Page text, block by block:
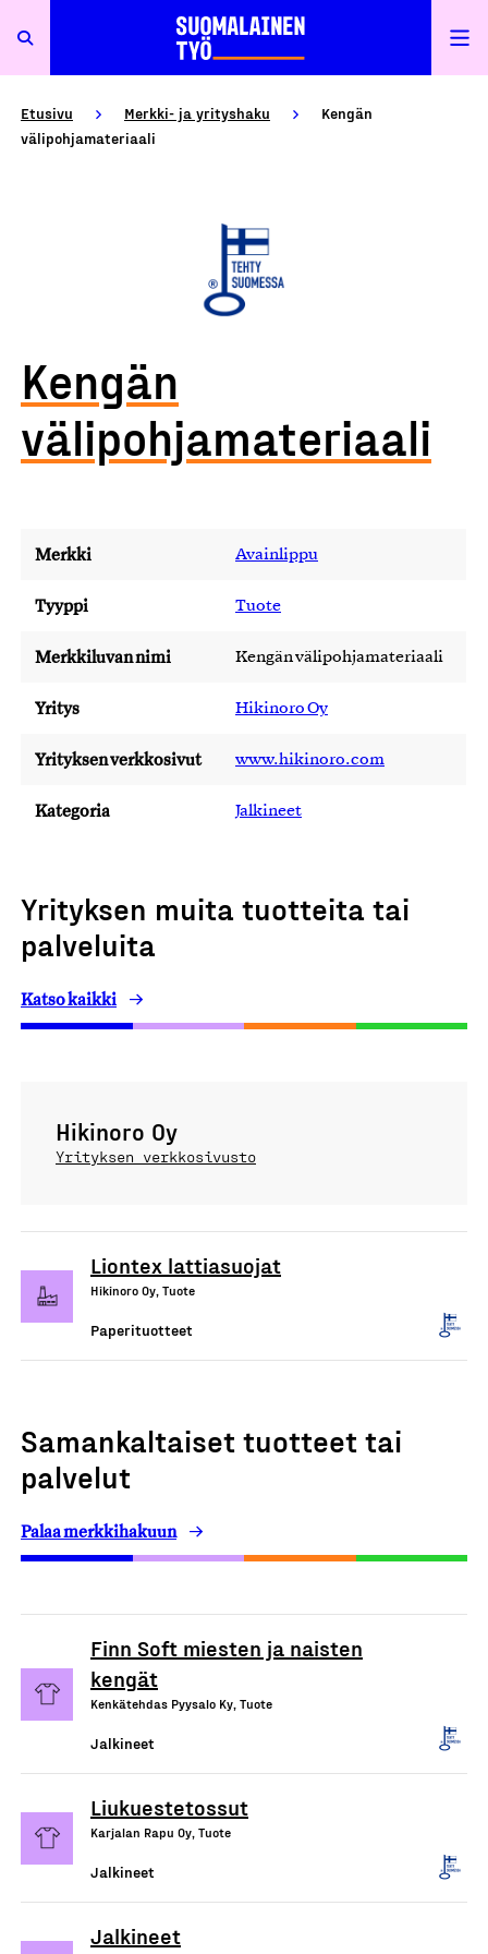
Etusivu Merkki- ja yrityshaku
Kengän
välipohjamateriaali
Kengän
välipohjamateriaali
Merkki Avainlippu
Tyyppi Tuote
Merkkiluvan nimi Kengän välipohjamateriaali
Yritys Hikinoro Oy
Yrityksen verkkosivut www.hikinoro.com
Kategoria Jalkineet
Yrityksen muita tuotteita tai
palveluita
Katso kaikki
Hikinoro Oy
Yrityksen verkkosivusto
Liontex lattiasuojat
Hikinoro Oy, Tuote
Paperituotteet
Samankaltaiset tuotteet tai
palvelut
Palaa merkkihakuun
Finn Soft miesten ja naisten
kengät
Kenkätehdas Pyysalo Ky, Tuote
Jalkineet
Liukuestetossut
Karjalan Rapu Oy, Tuote
Jalkineet
Jalkineet